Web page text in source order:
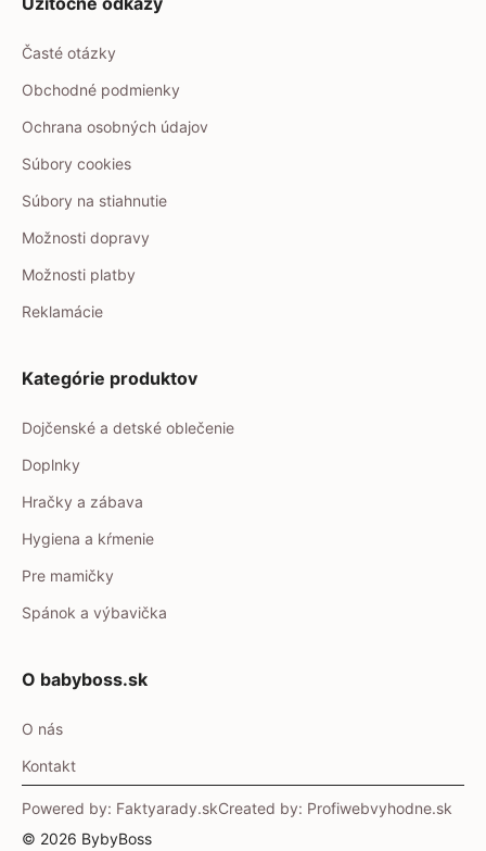
Časté otázky
Obchodné podmienky
Ochrana osobných údajov
Súbory cookies
Súbory na stiahnutie
Možnosti dopravy
Možnosti platby
Reklamácie
Kategórie produktov
Dojčenské a detské oblečenie
Doplnky
Hračky a zábava
Hygiena a kŕmenie
Pre mamičky
Spánok a výbavička
O babyboss.sk
O nás
Kontakt
© 2026 BybyBoss
Powered by: Faktyarady.skCreated by: Profiwebvyhodne.sk
Item added to cart.